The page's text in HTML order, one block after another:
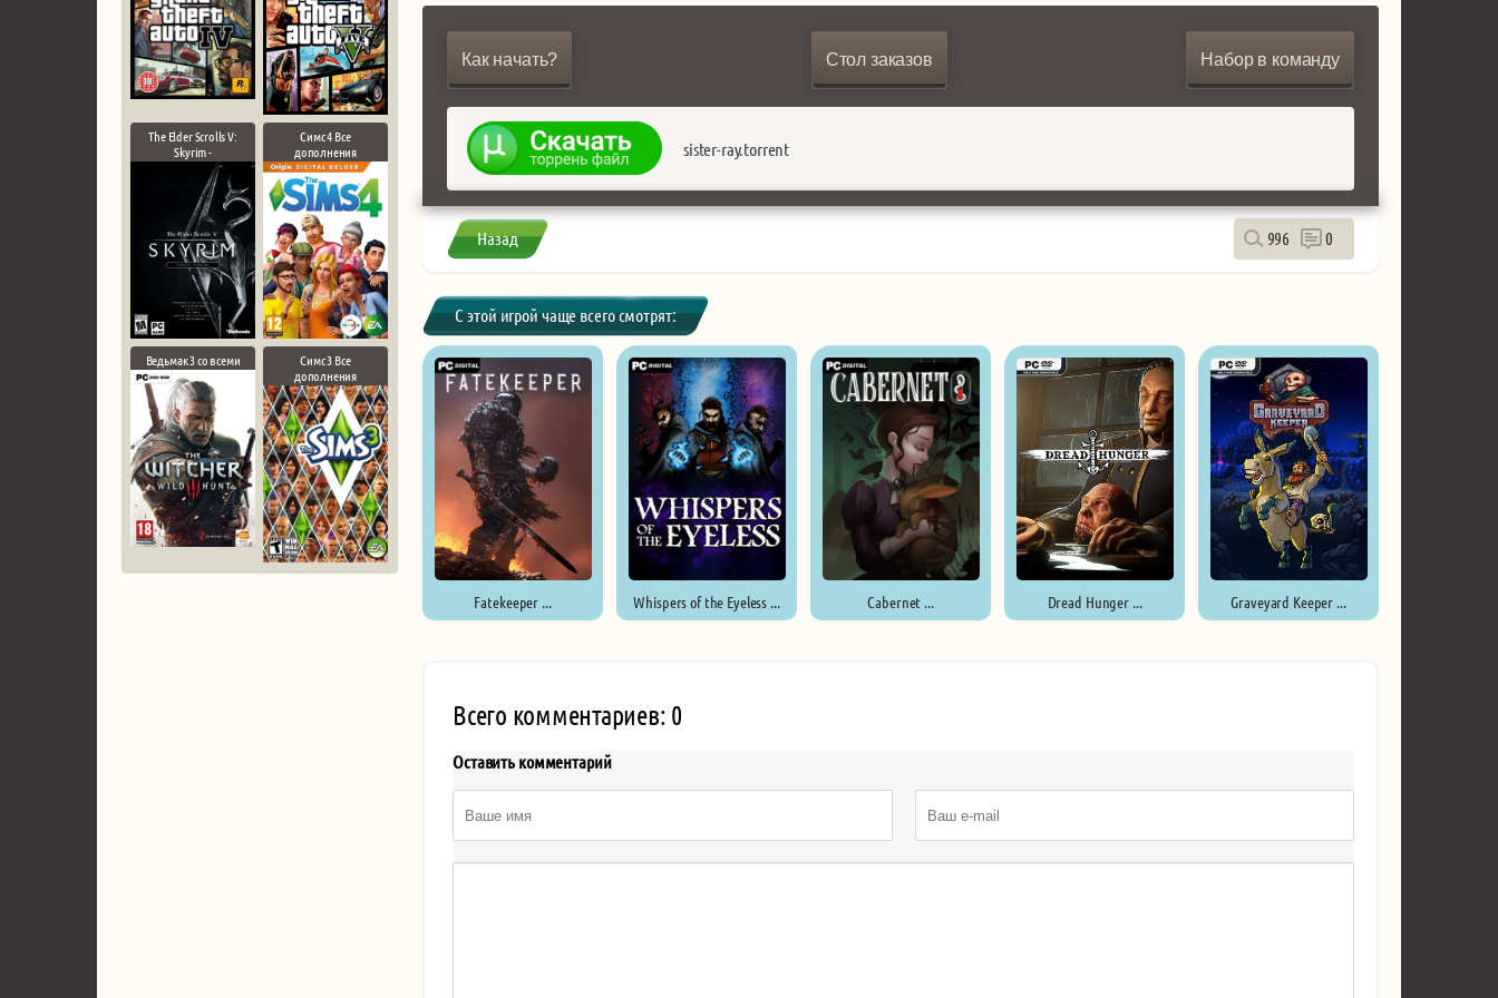
The Elder Scrolls V:
Skyrim -
Симс 4 Все
дополнения
Ведьмак 3 со всеми
Симс 3 Все
дополнения
Как начать? Стол заказов Набор в команду
sister-ray.torrent
Назад 996 0
С этой игрой чаще всего смотрят:
Fatekeeper ... Whispers of the Eyeless ... Cabernet ... Dread Hunger ... Graveyard Keeper ...
Всего комментариев: 0
Оставить комментарий